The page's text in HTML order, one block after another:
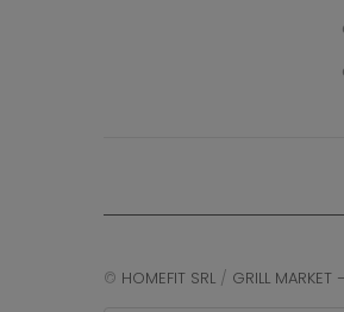
© HOMEFIT SRL / GRILL MARKET